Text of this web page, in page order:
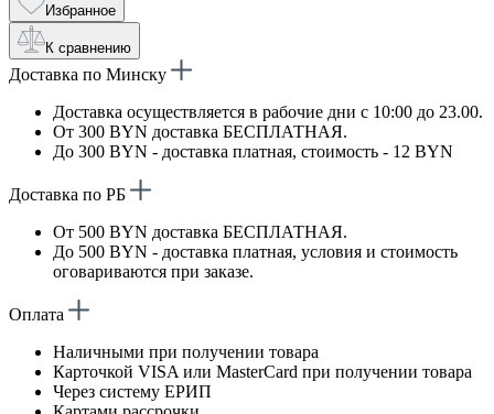
Избранное
К сравнению
Доставка по Минску
Доставка осуществляется в рабочие дни с 10:00 до 23.00.
От 300 BYN доставка БЕСПЛАТНАЯ.
До 300 BYN - доставка платная, стоимость - 12 BYN
Доставка по РБ
От 500 BYN доставка БЕСПЛАТНАЯ.
До 500 BYN - доставка платная, условия и стоимость
оговариваются при заказе.
Оплата
Наличными при получении товара
Карточкой VISA или MasterCard при получении товара
Через систему ЕРИП